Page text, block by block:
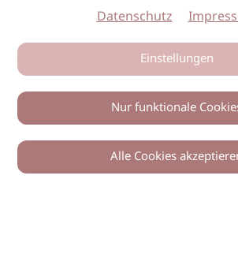
Datenschutz
Einstellungen
Nur funktionale
Alle Cookies